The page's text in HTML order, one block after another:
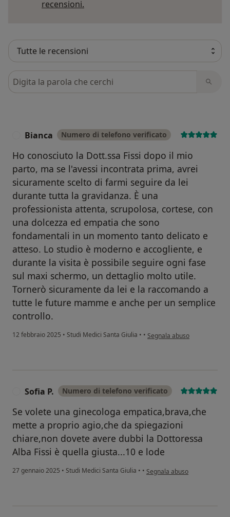
recensioni.
Cerca nelle recensioni
Bianca Numero di telefono verificato
Ho conosciuto la Dott.ssa Fissi dopo il mio
parto, ma se l'avessi incontrata prima, avrei
sicuramente scelto di farmi seguire da lei
durante tutta la gravidanza. È una
professionista attenta, scrupolosa, cortese, con
una dolcezza ed empatia che sono
fondamentali in un momento tanto delicato e
atteso. Lo studio è moderno e accogliente, e
durante la visita è possibile seguire ogni fase
sul maxi schermo, un dettaglio molto utile.
Tornerò sicuramente da lei e la raccomando a
tutte le future mamme e anche per un semplice
controllo.
12 febbraio 2025 • Studi Medici Santa Giulia • • secondo l'opinione
Segnala abuso
Sofia P. Numero di telefono verificato
Se volete una ginecologa empatica,brava,che
mette a proprio agio,che da spiegazioni
chiare,non dovete avere dubbi la Dottoressa
Alba Fissi è quella giusta...10 e lode
27 gennaio 2025 • Studi Medici Santa Giulia • • secondo l'opinione
Segnala abuso